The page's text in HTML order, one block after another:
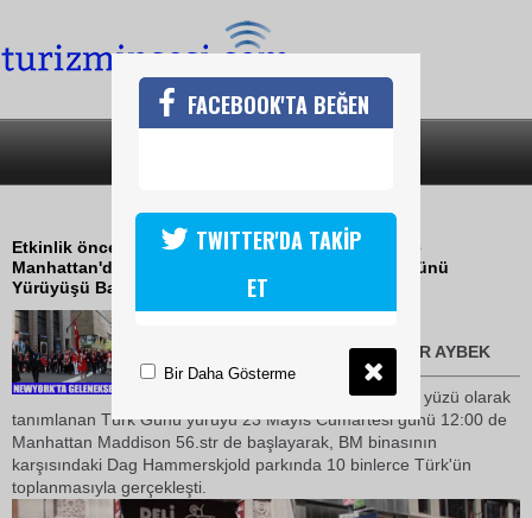
ABDDE TÜRK KÜLTÜR GECESİ
Etkinlik öncesi Brooklyn'de 'Türk Kültür Gecesi' ve
Manhattan'da Sheraton New York Otelinde 'Türk Günü
Yürüyüşü Balosu' düzenlendi
TURİZMİN SESİ/ABD -SEHER AYBEK
Çağdaş Türkiye'nin ABD deki yüzü olarak
tanımlanan Türk Günü yürüyü 23 Mayıs Cumartesi günü 12:00 de
Manhattan Maddison 56.str de başlayarak, BM binasının
karşısındaki Dag Hammerskjold parkında 10 binlerce Türk'ün
toplanmasıyla gerçekleşti.
FACEBOOK'TA BEĞEN
TWITTER'DA TAKİP
ET
Bir Daha Gösterme